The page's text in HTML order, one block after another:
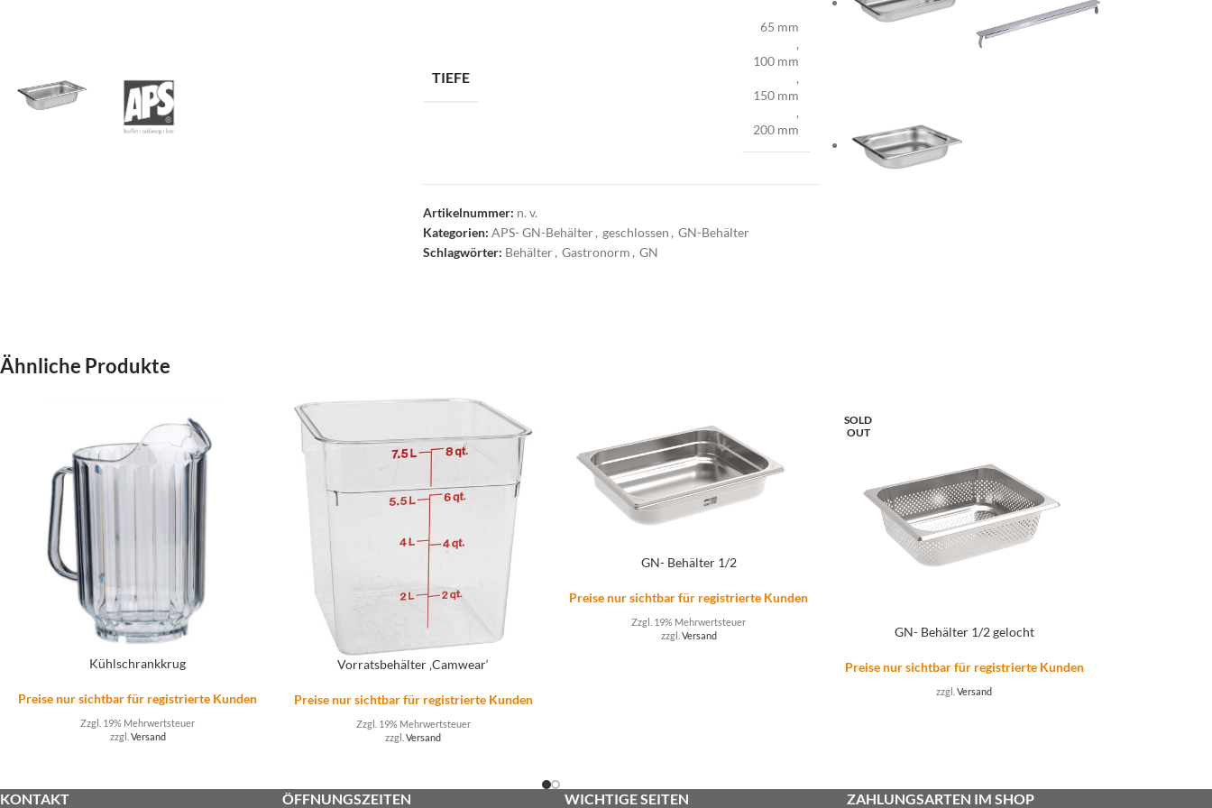
TIEFE
65 mm
,
100 mm
,
150 mm
,
200 mm
Artikelnummer: n. v.
Kategorien: APS- GN-Behälter, geschlossen , GN-Behälter
Schlagwörter: Behälter, Gastronorm , GN
Ähnliche Produkte
Kühlschrankkrug
Preise nur sichtbar für registrierte Kunden
Zzgl. 19% Mehrwertsteuer
zzgl. Versand
Vorratsbehälter ‚Camwear‘
Preise nur sichtbar für registrierte Kunden
Zzgl. 19% Mehrwertsteuer
zzgl.Versand
GN- Behälter 1/2
Preise nur sichtbar für registrierte Kunden
Zzgl. 19% Mehrwertsteuer
zzgl. Versand
SOLD
OUT
GN- Behälter 1/2 gelocht
Preise nur sichtbar für registrierte Kunden
zzgl.Versand
KONTAKT ÖFFNUNGSZEITEN WICHTIGE SEITEN ZAHLUNGSARTEN IM SHOP